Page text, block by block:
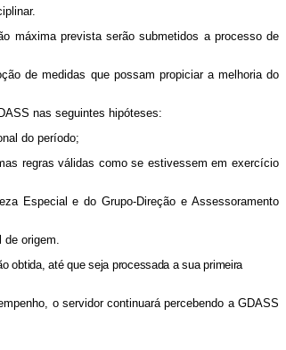
máxima prevista serão submetidos a processo de
de medidas que possam propiciar a melhoria do
nas seguintes hipóteses:
do período;
regras válidas como se estivessem em exercício
Especial e do Grupo-Direção e Assessoramento
de origem.
obtida, até que seja processada a sua primeira
o servidor continuará percebendo a GDASS